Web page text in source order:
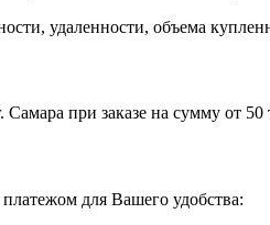
удаленности, объема
Самара при заказе на сумму от
для Вашего удобства: